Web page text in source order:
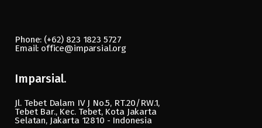
Phone: (+62) 823 1823 5727
Email: office@imparsial.org
Imparsial.
Jl. Tebet Dalam IV J No.5, RT.20/RW.1,
Tebet Bar., Kec. Tebet, Kota Jakarta
Selatan, Jakarta 12810 - Indonesia